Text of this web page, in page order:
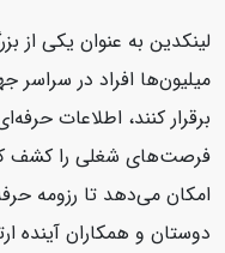
لینکدین به عنوان یکی از
میلیون‌ها افراد در سراسر
برقرار کنند، اطلاعات
فرصت‌های شغلی را کشف
امکان می‌دهد تا رزومه
دوستان و همکاران آینده